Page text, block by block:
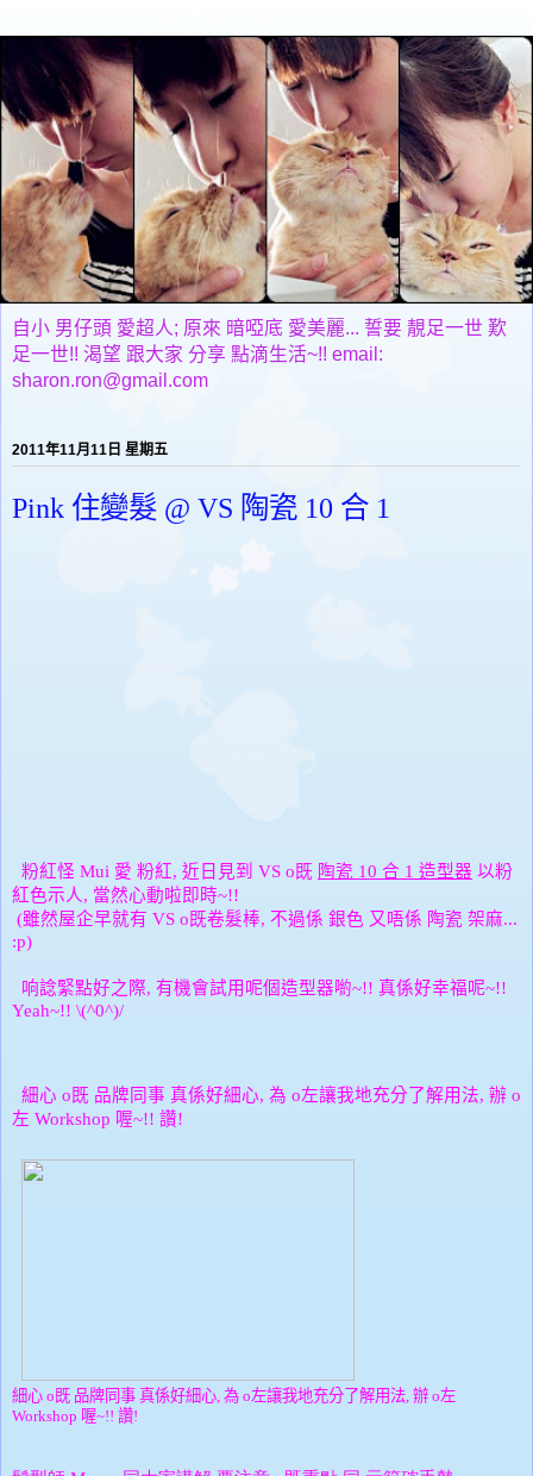
自小 男仔頭 愛超人; 原來 暗啞底 愛美麗... 誓要 靚足一世 歎
足一世!! 渴望 跟大家 分享 點滴生活~!! email:
sharon.ron@gmail.com
2011年11月11日 星期五
Pink 住變髮 @ VS 陶瓷 10 合 1
粉紅怪 Mui 愛 粉紅, 近日見到 VS o既 陶瓷 10 合 1 造型器 以粉
紅色示人, 當然心動啦即時~!!
(雖然屋企早就有 VS o既卷髮棒, 不過係 銀色 又唔係 陶瓷 架麻...
:p)
响諗緊點好之際, 有機會試用呢個造型器喲~!! 真係好幸福呢~!!
Yeah~!! \(^0^)/
細心 o既 品牌同事 真係好細心, 為 o左讓我地充分了解用法, 辦 o
左 Workshop 喔~!! 讚!
細心 o既 品牌同事真係好細心, 為 o左讓我地充分了解用法, 辦 o左
Workshop 喔~!! 讚!